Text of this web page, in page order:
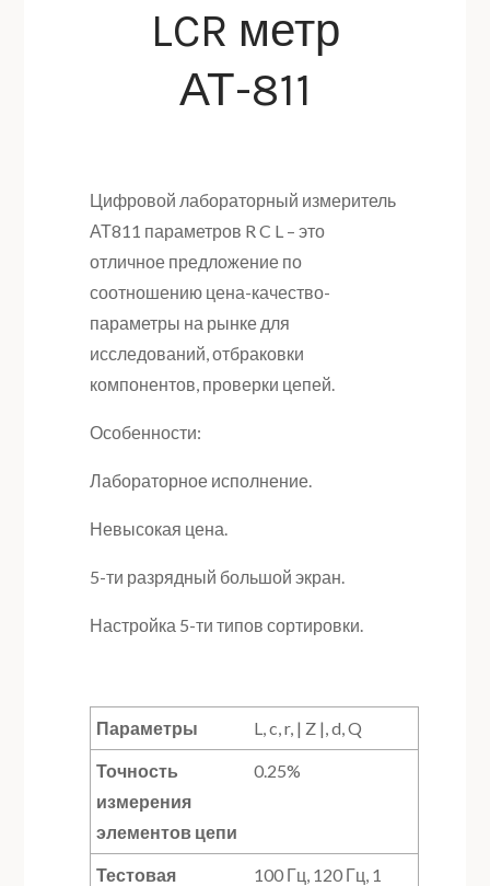
LCR метр
АТ-811
Цифровой лабораторный измеритель
АТ811 параметров R C L – это
отличное предложение по
соотношению цена-качество-
параметры на рынке для
исследований, отбраковки
компонентов, проверки цепей.
Особенности:
Лабораторное исполнение.
Невысокая цена.
5-ти разрядный большой экран.
Настройка 5-ти типов сортировки.
Параметры L, c, r, | Z |, d, Q
Точность
измерения
элементов цепи
0.25%
Тестовая
100 Гц, 120 Гц, 1